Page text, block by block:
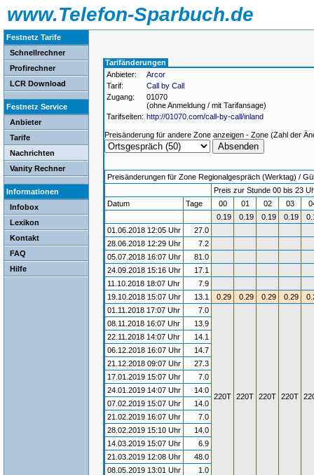
www.Telefon-Sparbuch.de
Festnetz Tarife
Schnellrechner
Profirechner
LCR Download
Festnetz Service
Anbieter
Tarife
Nachrichten
Vanity Rechner
Informationen
Infobox
Lexikon
Kontakt
FAQ
Hilfe
Tarifänderungen
Anbieter:
Arcor
Tarif:
Call by Call
Zugang:
01070
(ohne Anmeldung / mit Tarifansage)
Tarifseiten: http://01070.com/call-by-call/inland
Preisänderung für andere Zone anzeigen - Zone (Zahl der
Preisänderungen für Zone Regionalgespräch (Werktag) /
Preis zur Stunde 00 bis 23
Datum
Tage 00 01 02 03
0.19
0.19 0.19 0.19
01.06.2018 12:05 Uhr
27.0
28.06.2018 12:29 Uhr
7.2
05.07.2018 16:07 Uhr
81.0
24.09.2018 15:16 Uhr
17.1
11.10.2018 18:07 Uhr
7.9
19.10.2018 15:07 Uhr
13.1 0.29 0.29 0.29 0.29
01.11.2018 17:07 Uhr
7.0
220T 220T 220T 220T
08.11.2018 16:07 Uhr
13.9
22.11.2018 14:07 Uhr
14.1
06.12.2018 16:07 Uhr
14.7
21.12.2018 09:07 Uhr
27.3
17.01.2019 15:07 Uhr
7.0
24.01.2019 14:07 Uhr
14.0
07.02.2019 15:07 Uhr
14.0
21.02.2019 16:07 Uhr
7.0
28.02.2019 15:10 Uhr
14.0
14.03.2019 15:07 Uhr
6.9
21.03.2019 12:08 Uhr
48.0
08.05.2019 13:01 Uhr
1.0